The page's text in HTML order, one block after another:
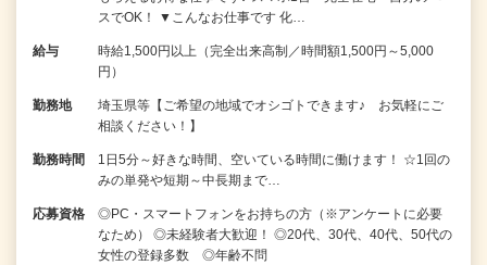
スでOK！ ▼こんなお仕事です 化…
給与
時給1,500円以上（完全出来高制／時間額1,500円～5,000
円）
勤務地
埼玉県等【ご希望の地域でオシゴトできます♪ お気軽にご
相談ください！】
勤務時間
1日5分～好きな時間、空いている時間に働けます！ ☆1回の
みの単発や短期～中長期まで…
応募資格
◎PC・スマートフォンをお持ちの方（※アンケートに必要
なため） ◎未経験者大歓迎！ ◎20代、30代、40代、50代の
女性の登録多数 ◎年齢不問